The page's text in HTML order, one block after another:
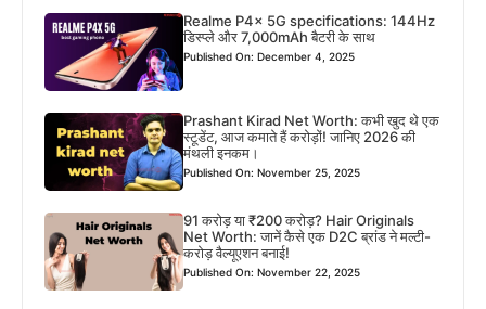
Realme P4x 5G specifications: 144Hz
डिस्प्ले और 7,000mAh बैटरी के साथ
Published On: December 4, 2025
Prashant Kirad Net Worth: कभी खुद थे एक
स्टूडेंट, आज कमाते हैं करोड़ों! जानिए 2026 की
मंथली इनकम।
Published On: November 25, 2025
91 करोड़ या ₹200 करोड़? Hair Originals
Net Worth: जानें कैसे एक D2C ब्रांड ने मल्टी-
करोड़ वैल्यूएशन बनाई!
Published On: November 22, 2025